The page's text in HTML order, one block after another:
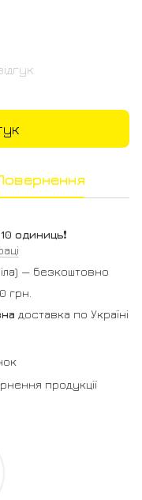
10 одиниць❗️
— безкоштовно
грн.
доставка по Україні
продукції